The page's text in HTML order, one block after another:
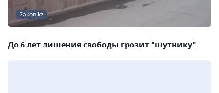
Zakon.kz
До 6 лет лишения свободы грозит "шутнику".